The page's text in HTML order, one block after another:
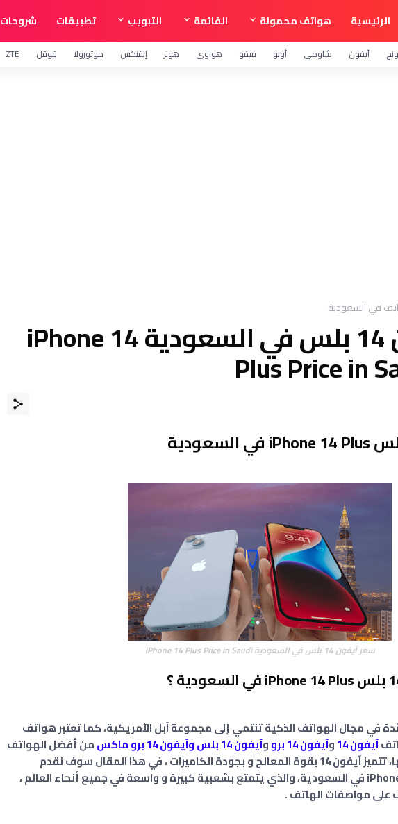
الرئيسية هواتف محمولة القائمة التبويب تطبيقات شروحات
آيفون شاومي أوبو فيفو هواوي هونر إنفنكس موتورولا قوقل ZTE
في السعودية
سعر آيفون 14 بلس في السعودية iPhone 14
Plus Price in
سعر آيفون 14 بلس في السعودية iPhone 14 Plus Price in Saudi
في مجال الهواتف الذكية تنتمي إلى مجموعة آبل الأمريكية، كما تعتبر هواتف
آيفون 14 وآيفون 14 برو وآيفون 14 بلس وآيفون 14 برو ماكس
من أفضل الهواتف
الذكية التي تم الإعلان عنها، تتميز آيفون 14 بقوة المعالج و بجودة الكاميرات ، في هذا المقال سوف نقدم
لكم سعر ايفون iPhone 14 Plus في السعودية، والذي يتمتع بشعبية كبيرة و واسعة في جميع أنحاء العالم ،
على مواصفاتالهاتف .